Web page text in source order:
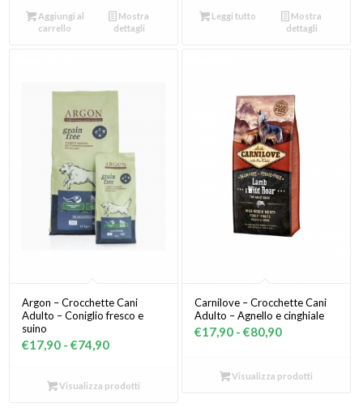
Aggiungi al
carrello
Mostra
dettagli
Leggi tutto
Mostra
dettagli
Argon – Crocchette Cani
Adulto – Coniglio fresco e
suino
€17,90 - €74,90Fascia
prezzo:
Visualizza prodotti
Carnilove – Crocchette Cani
Adulto – Agnello e cinghiale
€17,90 - €80,90Fascia
prezzo:
Visualizza prodotti